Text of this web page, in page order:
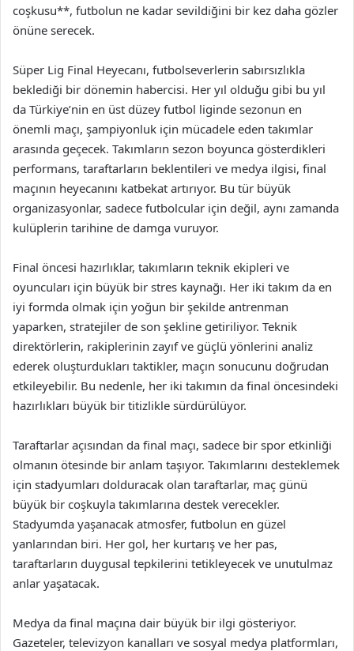
coşkusu**, futbolun ne kadar sevildiğini bir kez daha gözler
önüne serecek.
Süper Lig Final Heyecanı, futbolseverlerin sabırsızlıkla
beklediği bir dönemin habercisi. Her yıl olduğu gibi bu yıl
da Türkiye’nin en üst düzey futbol liginde sezonun en
önemli maçı, şampiyonluk için mücadele eden takımlar
arasında geçecek. Takımların sezon boyunca gösterdikleri
performans, taraftarların beklentileri ve medya ilgisi, final
maçının heyecanını katbekat artırıyor. Bu tür büyük
organizasyonlar, sadece futbolcular için değil, aynı zamanda
kulüplerin tarihine de damga vuruyor.
Final öncesi hazırlıklar, takımların teknik ekipleri ve
oyuncuları için büyük bir stres kaynağı. Her iki takım da en
iyi formda olmak için yoğun bir şekilde antrenman
yaparken, stratejiler de son şekline getiriliyor. Teknik
direktörlerin, rakiplerinin zayıf ve güçlü yönlerini analiz
ederek oluşturdukları taktikler, maçın sonucunu doğrudan
etkileyebilir. Bu nedenle, her iki takımın da final öncesindeki
hazırlıkları büyük bir titizlikle sürdürülüyor.
Taraftarlar açısından da final maçı, sadece bir spor etkinliği
olmanın ötesinde bir anlam taşıyor. Takımlarını desteklemek
için stadyumları dolduracak olan taraftarlar, maç günü
büyük bir coşkuyla takımlarına destek verecekler.
Stadyumda yaşanacak atmosfer, futbolun en güzel
yanlarından biri. Her gol, her kurtarış ve her pas,
taraftarların duygusal tepkilerini tetikleyecek ve unutulmaz
anlar yaşatacak.
Medya da final maçına dair büyük bir ilgi gösteriyor.
Gazeteler, televizyon kanalları ve sosyal medya platformları,